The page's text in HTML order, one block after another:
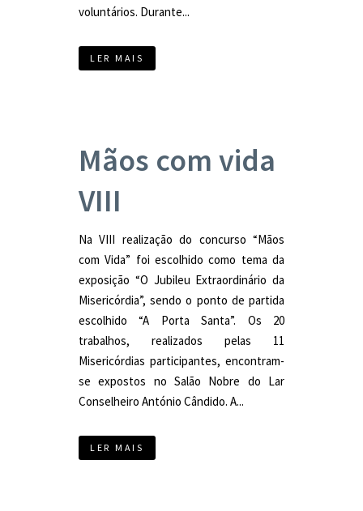
voluntários. Durante...
LER MAIS
Mãos com vida
VIII
Na VIII realização do concurso “Mãos
com Vida” foi escolhido como tema da
exposição “O Jubileu Extraordinário da
Misericórdia”, sendo o ponto de partida
escolhido “A Porta Santa”. Os 20
trabalhos, realizados pelas 11
Misericórdias participantes, encontram-
se expostos no Salão Nobre do Lar
Conselheiro António Cândido. A...
LER MAIS